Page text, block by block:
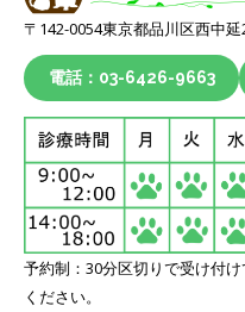
〒142-0054東京都品川区西中
電話：03-6426-9663
予約制：30分区切りで受け付
ください。